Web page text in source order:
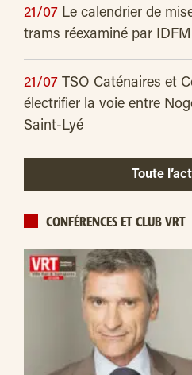
21/07 Le calendrier de
trams réexaminé par IDFM
21/07 TSO Caténaires et
électrifier la voie entre
Saint-Lyé
Toute
CONFÉRENCES ET CLUB VRT